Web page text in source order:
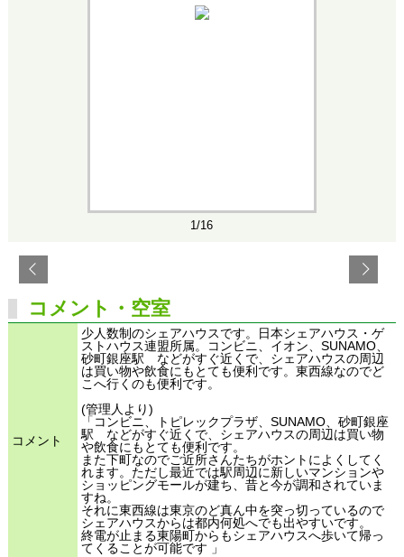
1/16
コメント・空室
コメント
少人数制のシェアハウスです。日本シェアハウス・ゲ
ストハウス連盟所属。コンビニ、イオン、SUNAMO、
砂町銀座駅 などがすぐ近くで、シェアハウスの周辺
は買い物や飲食にもとても便利です。東西線なのでど
こへ行くのも便利です。
(管理人より)
「コンビニ、トピレックプラザ、SUNAMO、砂町銀座
駅 などがすぐ近くで、シェアハウスの周辺は買い物
や飲食にもとても便利です。
また下町なのでご近所さんたちがホントによくしてく
れます。ただし最近では駅周辺に新しいマンションや
ショッピングモールが建ち、昔と今が調和されていま
すね。
それに東西線は東京のど真ん中を突っ切っているので
シェアハウスからは都内何処へでも出やすいです。
終電が止まる東陽町からもシェアハウスへ歩いて帰っ
てくることが可能です 」